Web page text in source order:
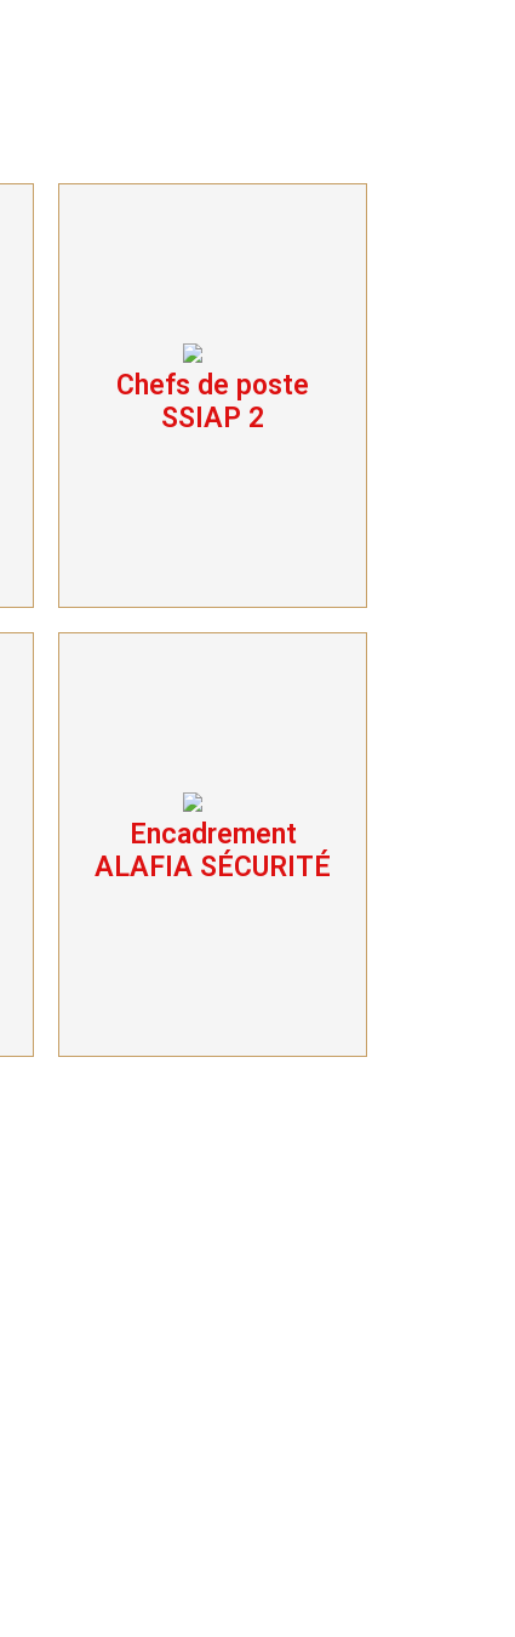
Chefs de poste
SSIAP 2
Chefs de poste
SSIAP 2
Encadrement
ALAFIA SÉCURITÉ
Encadrement
ALAFIA SÉCURITÉ